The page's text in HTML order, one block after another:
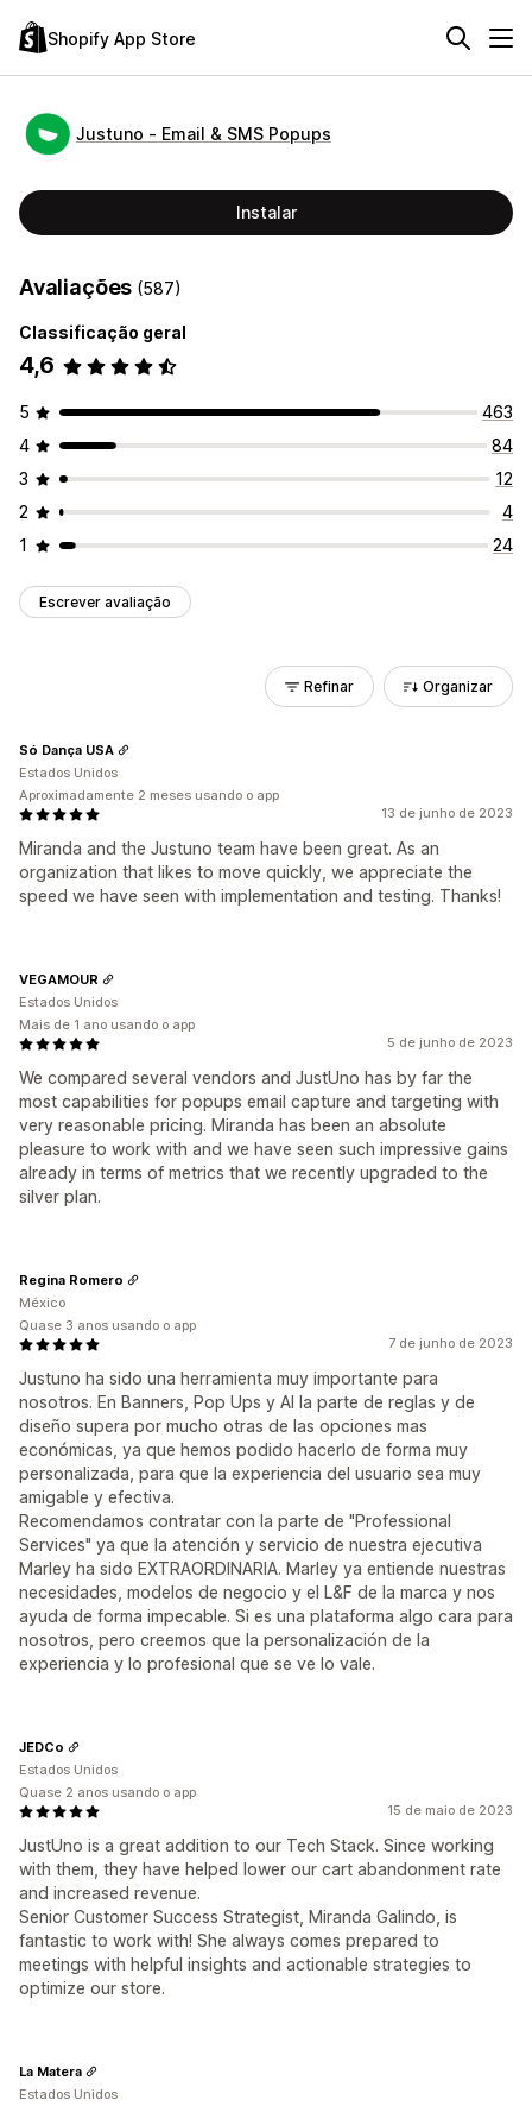
Shopify App Store
Justuno ‑ Email & SMS Popups
Instalar
Avaliações (587)
Classificação geral
4,6
5
463
4
84
3
12
2
4
1
24
Escrever avaliação
Refinar Organizar
13 de junho de 2023
Miranda and the Justuno team have been great. As an
organization that likes to move quickly, we appreciate the
speed we have seen with implementation and testing. Thanks!
Só Dança USA
Estados Unidos
Aproximadamente 2 meses usando o app
5 de junho de 2023
We compared several vendors and JustUno has by far the
most capabilities for popups email capture and targeting with
very reasonable pricing. Miranda has been an absolute
pleasure to work with and we have seen such impressive gains
already in terms of metrics that we recently upgraded to the
silver plan.
VEGAMOUR
Estados Unidos
Mais de 1 ano usando o app
7 de junho de 2023
Justuno ha sido una herramienta muy importante para
nosotros. En Banners, Pop Ups y AI la parte de reglas y de
diseño supera por mucho otras de las opciones mas
económicas, ya que hemos podido hacerlo de forma muy
personalizada, para que la experiencia del usuario sea muy
amigable y efectiva.
Recomendamos contratar con la parte de "Professional
Services" ya que la atención y servicio de nuestra ejecutiva
Marley ha sido EXTRAORDINARIA. Marley ya entiende nuestras
necesidades, modelos de negocio y el L&F de la marca y nos
ayuda de forma impecable. Si es una plataforma algo cara para
nosotros, pero creemos que la personalización de la
experiencia y lo profesional que se ve lo vale.
Regina Romero
México
Quase 3 anos usando o app
15 de maio de 2023
JustUno is a great addition to our Tech Stack. Since working
with them, they have helped lower our cart abandonment rate
and increased revenue.
Senior Customer Success Strategist, Miranda Galindo, is
fantastic to work with! She always comes prepared to
meetings with helpful insights and actionable strategies to
optimize our store.
JEDCo
Estados Unidos
Quase 2 anos usando o app
La Matera
Estados Unidos